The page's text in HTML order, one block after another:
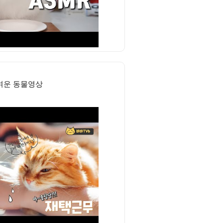
운 동물영상